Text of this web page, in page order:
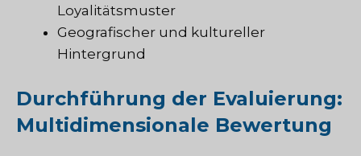
Loyalitätsmuster
Geografischer und kultureller
Hintergrund
Durchführung der Evaluierung:
Multidimensionale Bewertung